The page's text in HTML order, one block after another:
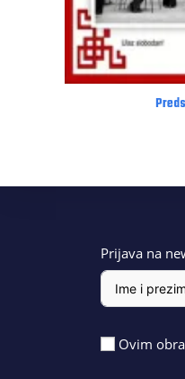
Prijava na
Ovim